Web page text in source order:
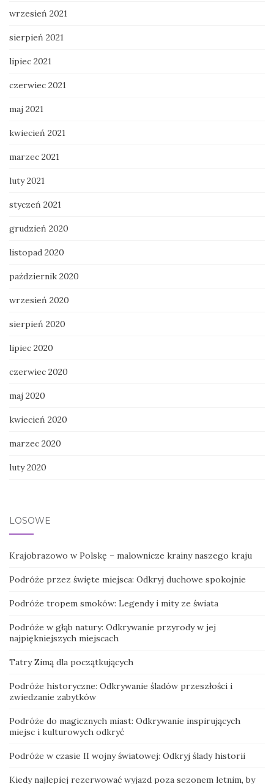
wrzesień 2021
sierpień 2021
lipiec 2021
czerwiec 2021
maj 2021
kwiecień 2021
marzec 2021
luty 2021
styczeń 2021
grudzień 2020
listopad 2020
październik 2020
wrzesień 2020
sierpień 2020
lipiec 2020
czerwiec 2020
maj 2020
kwiecień 2020
marzec 2020
luty 2020
LOSOWE
Krajobrazowo w Polskę – malownicze krainy naszego kraju
Podróże przez święte miejsca: Odkryj duchowe spokojnie
Podróże tropem smoków: Legendy i mity ze świata
Podróże w głąb natury: Odkrywanie przyrody w jej
najpiękniejszych miejscach
Tatry Zimą dla początkujących
Podróże historyczne: Odkrywanie śladów przeszłości i
zwiedzanie zabytków
Podróże do magicznych miast: Odkrywanie inspirujących
miejsc i kulturowych odkryć
Podróże w czasie II wojny światowej: Odkryj ślady historii
Kiedy najlepiej rezerwować wyjazd poza sezonem letnim, by